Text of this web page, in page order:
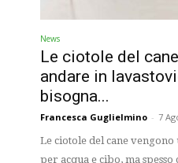
News
Le ciotole del
andare in
bisogna...
Francesca Guglielmino - 7
Le ciotole del cane
per acqua e cibo, ma